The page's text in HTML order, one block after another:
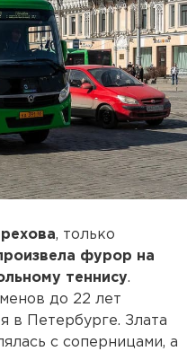
, только
фурор на
теннису.
до 22 лет
в Петербурге. Злата
с соперницами, а